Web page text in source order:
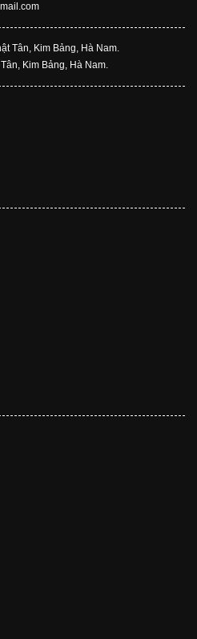
Tân, Kim Bảng, Hà Nam.
Kim Bảng, Hà Nam.